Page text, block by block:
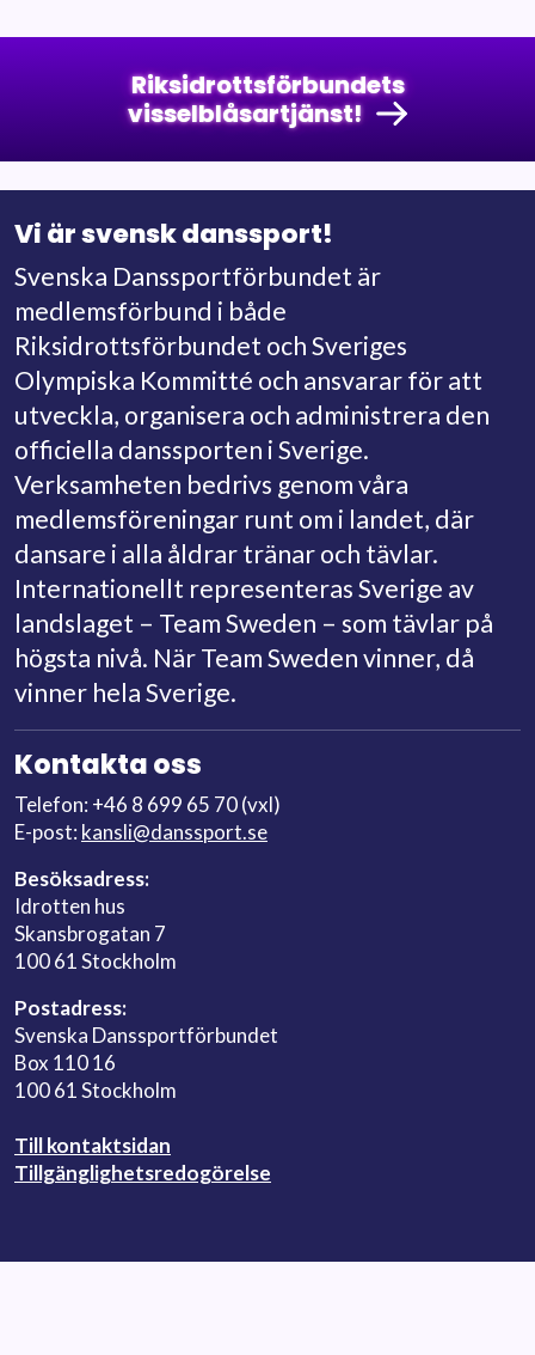
Riksidrottsförbundets
visselblåsartjänst!
Vi är svensk danssport!
Svenska Danssportförbundet är
medlemsförbund i både
Riksidrottsförbundet och Sveriges
Olympiska Kommitté och ansvarar för att
utveckla, organisera och administrera den
officiella danssporten i Sverige.
Verksamheten bedrivs genom våra
medlemsföreningar runt om i landet, där
dansare i alla åldrar tränar och tävlar.
Internationellt representeras Sverige av
landslaget – Team Sweden – som tävlar på
högsta nivå. När Team Sweden vinner, då
vinner hela Sverige.
Kontakta oss
Telefon: +46 8 699 65 70 (vxl)
E-post: kansli@danssport.se
Besöksadress:
Idrotten hus
Skansbrogatan 7
100 61 Stockholm
Postadress:
Svenska Danssportförbundet
Box 110 16
100 61 Stockholm
Till kontaktsidan
Tillgänglighetsredogörelse